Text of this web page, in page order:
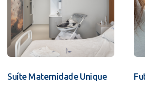
Suíte Maternidade Unique